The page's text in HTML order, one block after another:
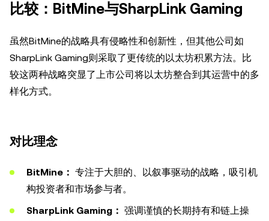
比较：BitMine与SharpLink Gaming
虽然BitMine的战略具有侵略性和创新性，但其他公司如
SharpLink Gaming则采取了更传统的以太坊积累方法。比
较这两种战略突显了上市公司将以太坊整合到其运营中的多
样化方式。
对比理念
BitMine： 专注于大胆的、以叙事驱动的战略，吸引机
构投资者和市场参与者。
SharpLink Gaming： 强调谨慎的长期持有和链上操